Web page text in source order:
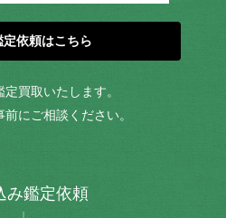
定依頼はこちら
買取いたします。
にご相談ください。
み鑑定依頼